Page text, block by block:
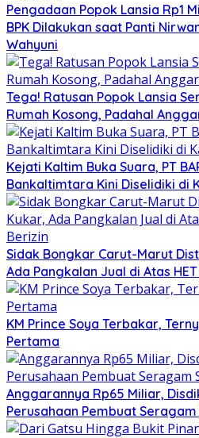
Pengadaan Popok Lansia Rp1
BPK Dilakukan saat Panti
Wahyuni
Tega! Ratusan Popok Lansia
Rumah Kosong, Padahal
Kejati Kaltim Buka Suara, PT
Bankaltimtara Kini Diselidiki di
Sidak Bongkar Carut-Marut
Ada Pangkalan Jual di Atas
KM Prince Soya Terbakar,
Pertama
Anggarannya Rp65 Miliar,
Perusahaan Pembuat